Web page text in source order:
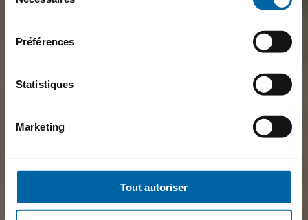
Préférences
Statistiques
Marketing
Tout autoriser